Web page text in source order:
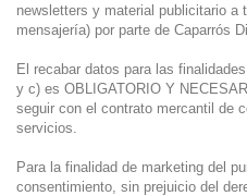
newsletters y material publicitario a
mensajería) por parte de Caparrós
El recabar datos para las
y c) es OBLIGATORIO Y
seguir con el contrato mercantil de
servicios.
Para la finalidad de marketing del
consentimiento, sin prejuicio del